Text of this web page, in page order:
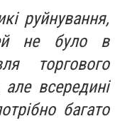
руйнування,
не було в
торгового
всередині
багато